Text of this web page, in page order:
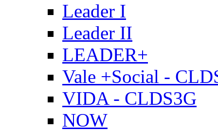
Leader I
Leader II
LEADER+
Vale +Social -
VIDA - CLDS3G
NOW